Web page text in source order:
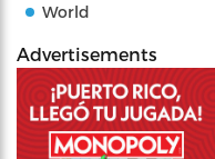
World
Advertisements